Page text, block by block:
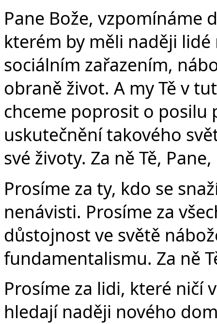
Pane Bože, vzpomínáme
kterém by měli naději
sociálním zařazením,
obraně život. A my Tě v
chceme poprosit o posilu
uskutečnění takového
své životy. Za ně Tě,
Prosíme za ty, kdo se
nenávisti. Prosíme za
důstojnost ve světě
fundamentalismu. Za ně
Prosíme za lidi, které ničí
hledají naději nového